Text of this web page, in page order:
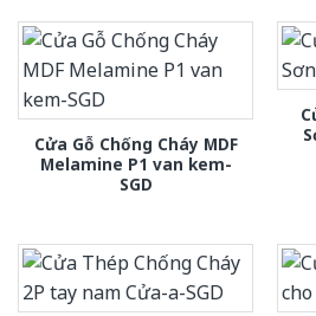
Cửa Gỗ Chống Cháy MDF
Melamine P1 van kem-
SGD